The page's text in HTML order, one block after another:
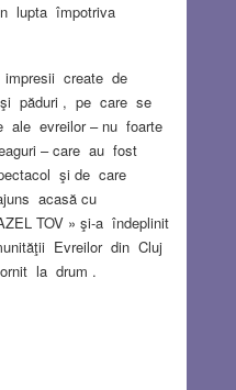
lupta împotriva
create de
păduri , pe care se
ale evreilor – nu foarte
– care au fost
şi de care
acasă cu
TOV » şi-a îndeplinit
Evreilor din Cluj
la drum .